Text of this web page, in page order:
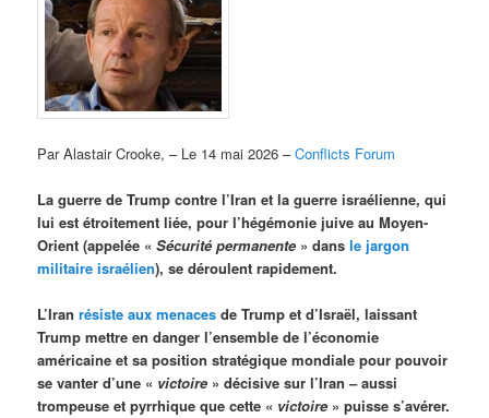
Par Alastair Crooke, – Le 14 mai 2026 –Conflicts Forum
La guerre de Trump contre l’Iran et la guerre israélienne, qui
lui est étroitement liée, pour l’hégémonie juive au Moyen-
Orient (appelée «Sécurité permanente » dansle jargon
militaire israélien), se déroulent rapidement.
L’Iranrésiste aux menaces de Trump et d’Israël, laissant
Trump mettre en danger l’ensemble de l’économie
américaine et sa position stratégique mondiale pour pouvoir
se vanter d’une « victoire » décisive sur l’Iran – aussi
trompeuse et pyrrhique que cette « victoire » puisse s’avérer.